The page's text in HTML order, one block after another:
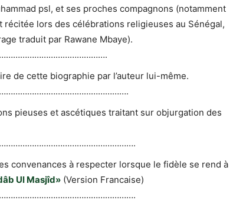
psl, et ses proches compagnons (notamment
lors des célébrations religieuses au Sénégal,
traduit par Rawane Mbaye).
de cette biographie par l’auteur lui-même.
pieuses et ascétiques traitant sur objurgation des
convenances à respecter lorsque le fidèle se rend à
Ul Masjîd» (Version Francaise)